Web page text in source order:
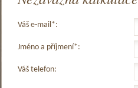
Váš e-mail*:
Jméno a příjmení*:
Váš telefon: